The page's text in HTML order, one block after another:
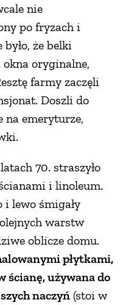
nie
po fryzach i
że belki
oryginalne,
farmy zaczęli
Doszli do
na emeryturze,
70. straszyło
i linoleum.
i lewo śmigały
warstw
oblicze domu.
płytkami,
ścianę, używana do
naczyń (stoi w